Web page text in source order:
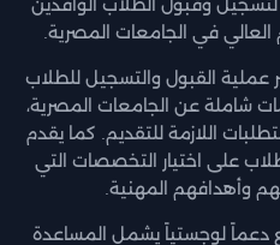
وقبول الطلاب الوافدين
العالي في الجامعات المصرية.
القبول والتسجيل للطلاب
شاملة عن الجامعات المصرية،
اللازمة للتقديم. كما يقدم
على اختيار التخصصات التي
وأهدافهم المهنية.
دعماً لوجستياً يشمل المساعدة